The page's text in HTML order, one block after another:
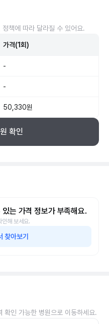
책에 따라 달라질 수 있어요.
가격(1회)
-
-
50,330원
확인
는 가격 정보가 부족해요.
인해 보세요.
찾아보기
확인 가능한 병원으로 이동하세요.